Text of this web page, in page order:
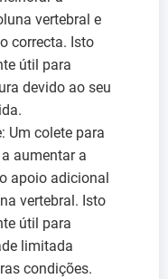
vertebral e
correcta. Isto
útil para
devido ao seu
Um colete para
aumentar a
apoio adicional
vertebral. Isto
útil para
limitada
condições.